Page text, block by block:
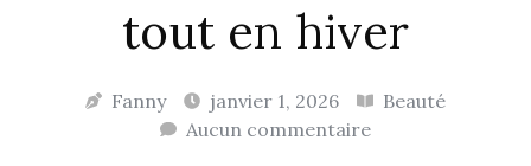
tout en hiver
Fanny janvier 1, 2026
Beauté
Aucun commentaire